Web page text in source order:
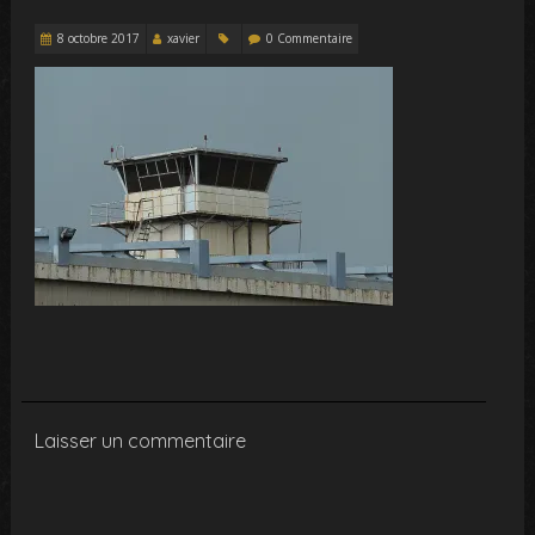
8 octobre 2017 xavier 0 Commentaire
Laisser un commentaire